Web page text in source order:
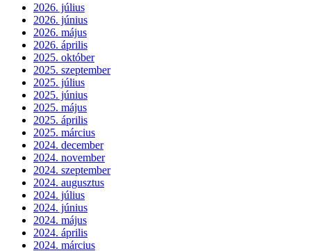
2026. július
2026. június
2026. május
2026. április
2025. október
2025. szeptember
2025. július
2025. június
2025. május
2025. április
2025. március
2024. december
2024. november
2024. szeptember
2024. augusztus
2024. július
2024. június
2024. május
2024. április
2024. március